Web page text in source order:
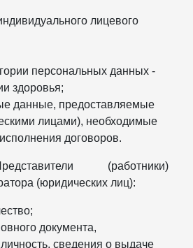
лицевого
персональных данных -
здоровья;
данные, предоставляемые
лицами), необходимые
договоров.
(работники)
(юридических лиц):
документа,
сведения о выдаче